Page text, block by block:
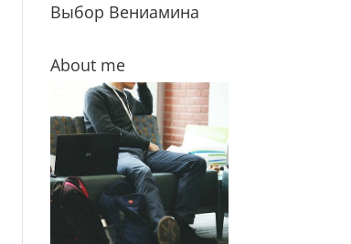
Выбор Вениамина
About me